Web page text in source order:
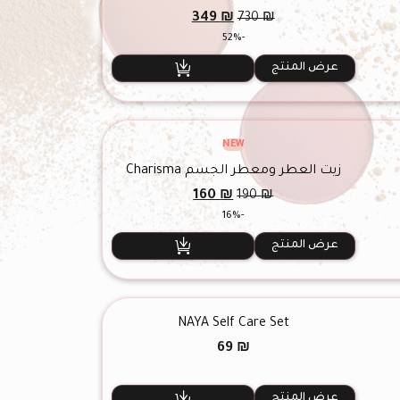
730₪
السعر
الأصلي
هو:
349₪
السعر
349 ₪.
-52%
عرض المنتج
NEW
زيت العطر ومعطر الجسم Charisma
190₪
السعر
الأصلي
160₪
السعر
الحالي
هو:
160 ₪.
-16%
عرض المنتج
NAYA Self Care Set
69 ₪